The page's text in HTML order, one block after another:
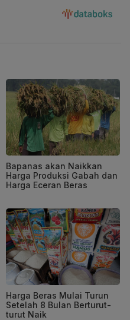
Bapanas akan Naikkan
Harga Produksi Gabah dan
Harga Eceran Beras
Harga Beras Mulai Turun
Setelah 8 Bulan Berturut-
turut Naik